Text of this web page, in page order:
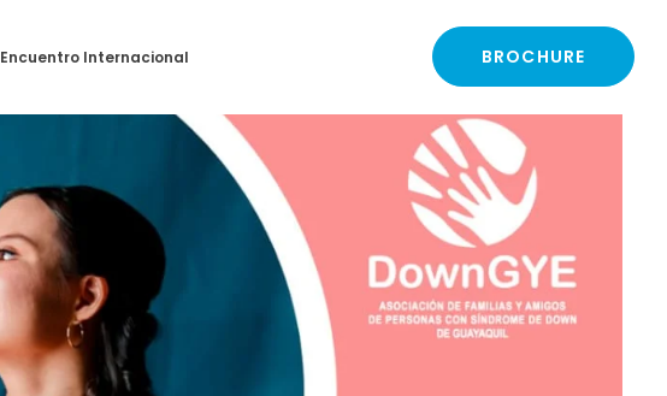
BROCHURE
Encuentro Internacional